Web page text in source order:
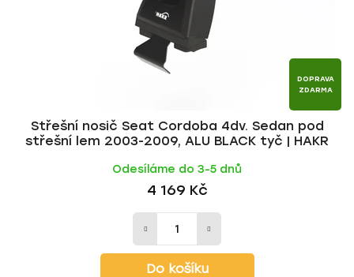
DOPRAVA
ZDARMA
Střešní nosič Seat Cordoba 4dv. Sedan pod
střešní lem 2003-2009, ALU BLACK tyč | HAKR
Odesíláme do 3-5 dnů
4 169 Kč
Do košíku